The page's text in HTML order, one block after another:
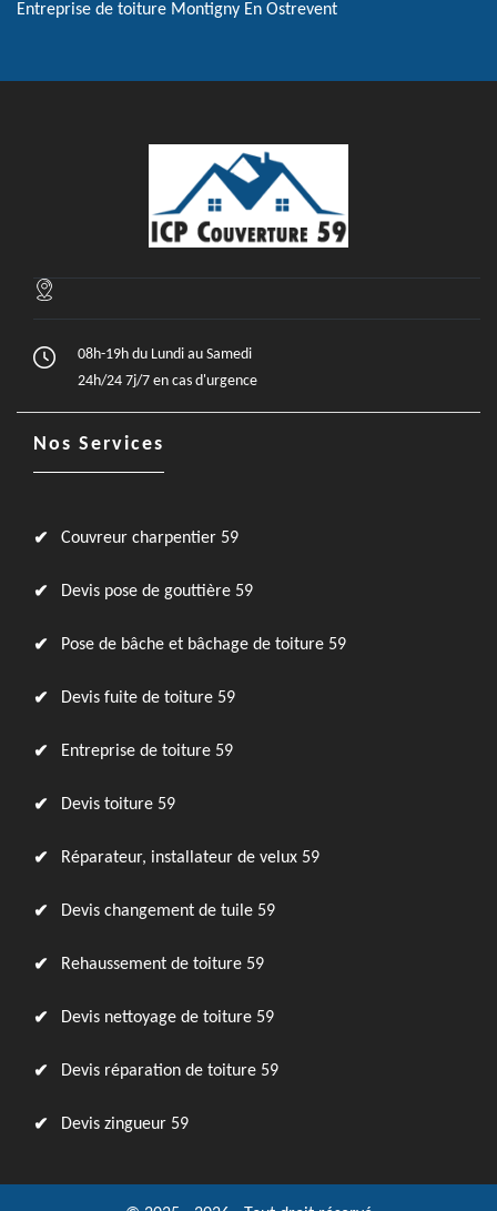
Entreprise de toiture Montigny En Ostrevent
08h-19h du Lundi au Samedi
24h/24 7j/7 en cas d'urgence
Nos Services
Couvreur charpentier 59
Devis pose de gouttière 59
Pose de bâche et bâchage de toiture 59
Devis fuite de toiture 59
Entreprise de toiture 59
Devis toiture 59
Réparateur, installateur de velux 59
Devis changement de tuile 59
Rehaussement de toiture 59
Devis nettoyage de toiture 59
Devis réparation de toiture 59
Devis zingueur 59